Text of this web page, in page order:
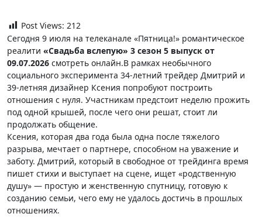
Post Views: 212
Сегодня 9 июля на телеканале «Пятница!» романтическое
реалити «Свадьба вслепую» 3 сезон 5 выпуск от
09.07.2026 смотреть онлайн.В рамках необычного
социального эксперимента 34-летний трейдер Дмитрий и
39-летняя дизайнер Ксения попробуют построить
отношения с нуля. Участникам предстоит неделю прожить
под одной крышей, после чего они решат, стоит ли
продолжать общение.
Ксения, которая два года была одна после тяжелого
разрыва, мечтает о партнере, способном на уважение и
заботу. Дмитрий, который в свободное от трейдинга время
пишет стихи и выступает на сцене, ищет «родственную
душу» — простую и женственную спутницу, готовую к
созданию семьи, чего ему не удалось достичь в прошлых
отношениях.